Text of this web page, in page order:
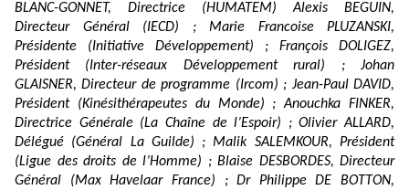
BLANC-GONNET, Directrice (HUMATEM) Alexis BEGUIN,
Directeur Général (IECD) ; Marie Francoise PLUZANSKI,
Présidente (Initiative Développement) ; François DOLIGEZ,
Président (Inter-réseaux Développement rural) ; Johan
GLAISNER, Directeur de programme (Ircom) ; Jean-Paul DAVID,
Président (Kinésithérapeutes du Monde) ; Anouchka FINKER,
Directrice Générale (La Chaîne de l’Espoir) ; Olivier ALLARD,
Délégué (Général La Guilde) ; Malik SALEMKOUR, Président
(Ligue des droits de l’Homme) ; Blaise DESBORDES, Directeur
Général (Max Havelaar France) ; Dr Philippe DE BOTTON,